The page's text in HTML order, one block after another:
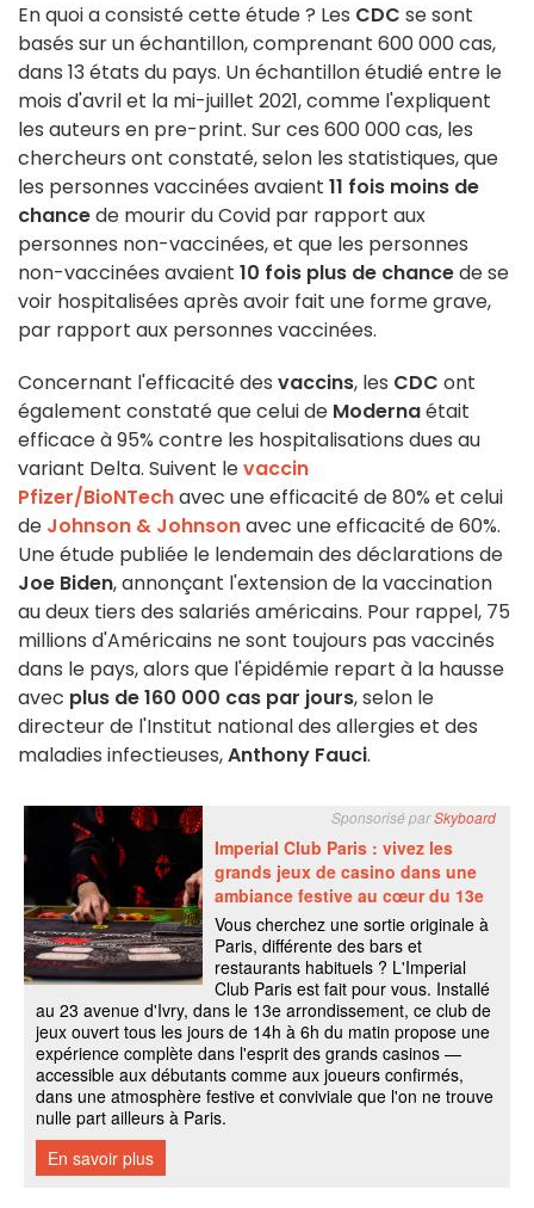
En quoi a consisté cette étude ? Les CDC se sont
basés sur un échantillon, comprenant 600 000 cas,
dans 13 états du pays. Un échantillon étudié entre le
mois d'avril et la mi-juillet 2021, comme l'expliquent
les auteurs en pre-print. Sur ces 600 000 cas, les
chercheurs ont constaté, selon les statistiques, que
les personnes vaccinées avaient 11 fois moins de
chancede mourir du Covid par rapport aux
personnes non-vaccinées, et que les personnes
non-vaccinées avaient 10 fois plus de chancede se
voir hospitalisées après avoir fait une forme grave,
par rapport aux personnes vaccinées.
Concernant l'efficacité des vaccins, les CDC ont
également constaté que celui de Modernaétait
efficace à 95% contre les hospitalisations dues au
variant Delta. Suivent levaccin
Pfizer/BioNTechavec une efficacité de 80% et celui
de Johnson & Johnsonavec une efficacité de 60%.
Une étude publiée le lendemain des déclarations de
Joe Biden, annonçant l'extension de la vaccination
au deux tiers des salariés américains. Pour rappel, 75
millions d'Américains ne sont toujours pas vaccinés
dans le pays, alors que l'épidémie repart à la hausse
avec plus de 160 000 cas par jours, selon le
directeur de l'Institut national des allergies et des
maladies infectieuses,Anthony Fauci.